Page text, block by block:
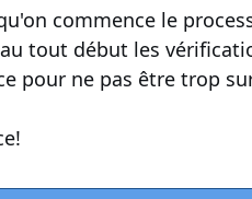
commence le
tout début les
pour ne pas être trop